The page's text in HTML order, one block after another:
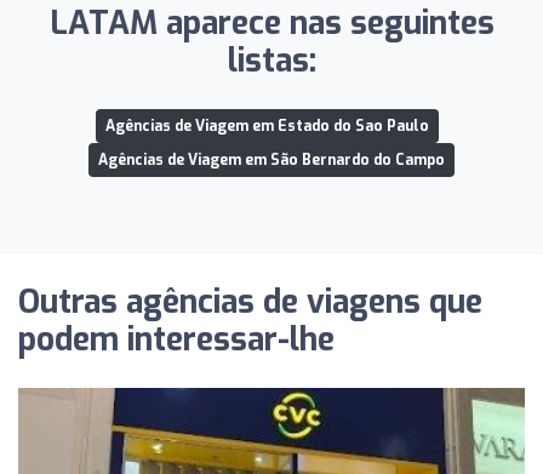
LATAM aparece nas seguintes
listas:
Agências de Viagem em Estado do Sao Paulo
Agências de Viagem em São Bernardo do Campo
Outras agências de viagens que
podem interessar-lhe